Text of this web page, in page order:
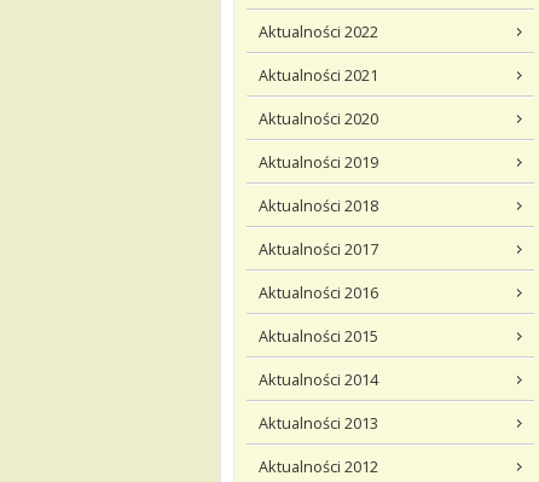
Aktualności 2022
Aktualności 2021
Aktualności 2020
Aktualności 2019
Aktualności 2018
Aktualności 2017
Aktualności 2016
Aktualności 2015
Aktualności 2014
Aktualności 2013
Aktualności 2012